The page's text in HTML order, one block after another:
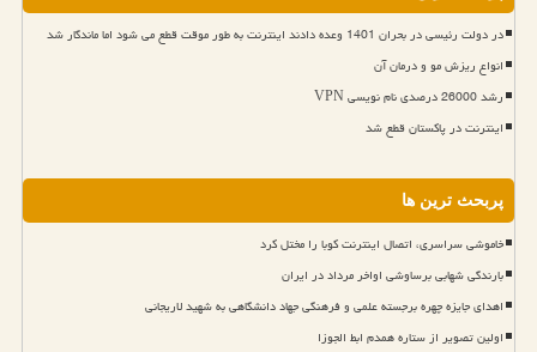
در دولت رئیسی در بحران 1401 وعده دادند اینترنت به طور موقت قطع می شود اما ماندگار شد
انواع ریزش مو و درمان آن
رشد 26000 درصدی نام نویسی VPN
اینترنت در پاکستان قطع شد
پربحث ترین ها
خاموشی سراسری، اتصال اینترنت کوبا را مختل کرد
بارندگی شهابی برساوشی اواخر مرداد در ایران
اهدای جایزه چهره برجسته علمی و فرهنگی جهاد دانشگاهی به شهید لاریجانی
اولین تصویر از ستاره همدم ابط الجوزا